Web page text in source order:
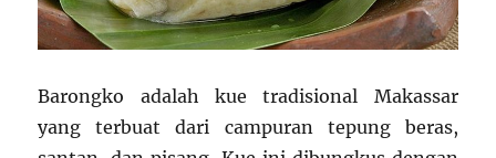
Barongko adalah kue tradisional Makassar
yang terbuat dari campuran tepung beras,